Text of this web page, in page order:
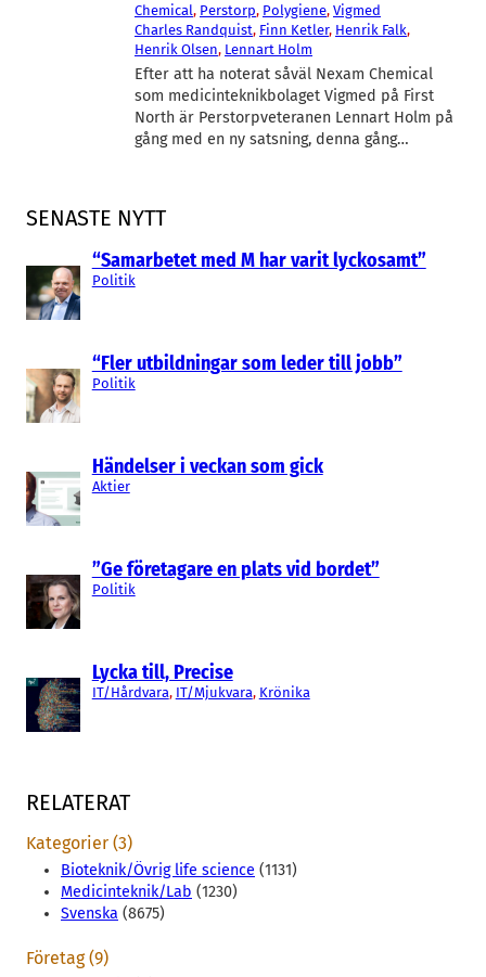
SENASTE NYTT
“Samarbetet med M har varit lyckosamt”
Politik
“Fler utbildningar som leder till jobb”
Politik
Händelser i veckan som gick
Aktier
”Ge företagare en plats vid bordet”
Politik
Lycka till, Precise
IT/Hårdvara, IT/Mjukvara, Krönika
Chemical, Perstorp, Polygiene, Vigmed
Charles Randquist, Finn Ketler, Henrik Falk
Henrik Olsen, Lennart Holm
Efter att ha noterat såväl Nexam Chemical
som medicinteknikbolaget Vigmed på First
North är Perstorpveteranen Lennart Holm på
gång med en ny satsning, denna gång…
RELATERAT
Kategorier (3)
Bioteknik/Övrig life science (1131)
Medicinteknik/Lab (1230)
Svenska (8675)
Företag (9)